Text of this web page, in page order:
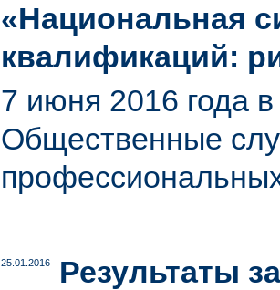
«Национальная
квалификаций:
7 июня 2016 года
Общественные
25.01.2016
Результаты